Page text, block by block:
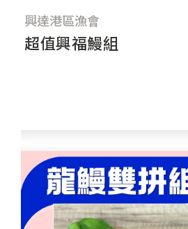
興達港區漁會
超值興福鰻組